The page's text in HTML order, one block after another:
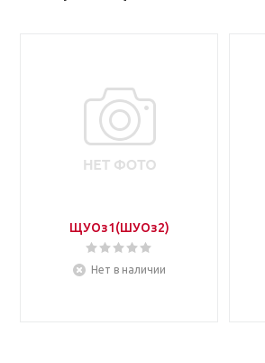
ЩУОз1(ШУОз2)
Нет в наличии